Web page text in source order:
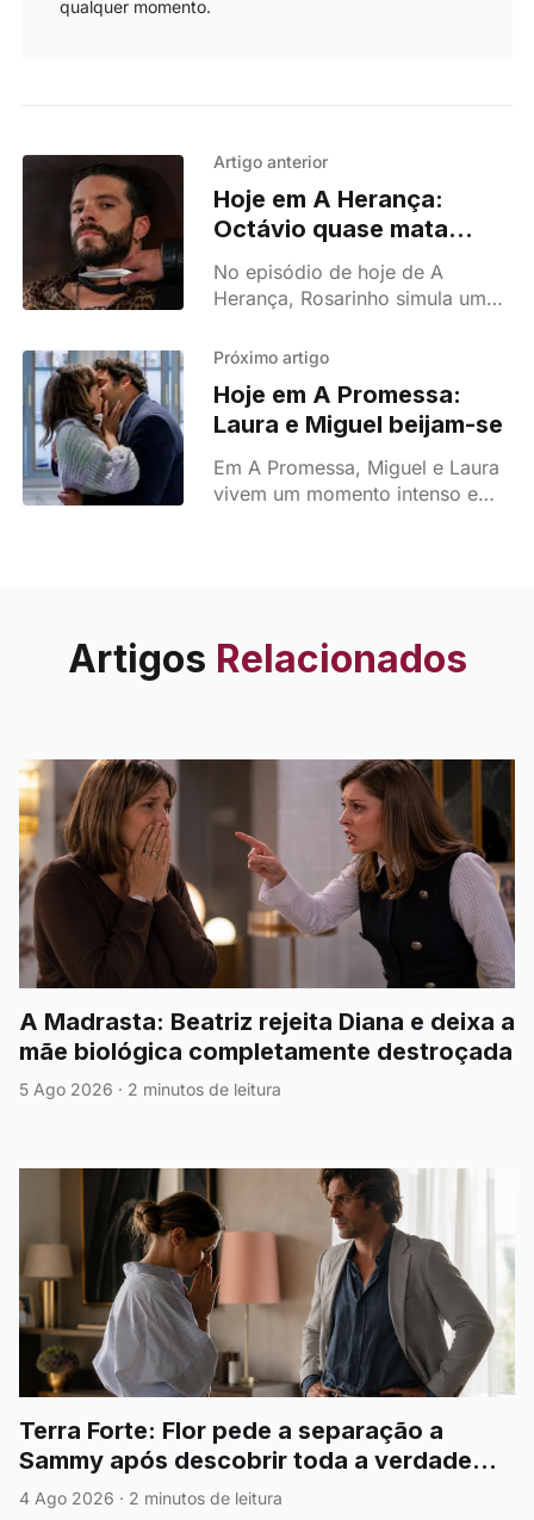
qualquer momento.
Artigo anterior
Hoje em A Herança:
Octávio quase mata
Heitor
No episódio de hoje de A
Herança, Rosarinho simula uma
violência e pressiona Bernardo.
e Pedro teme as consequências
da invasão à fábrica.
Próximo artigo
Hoje em A Promessa:
Laura e Miguel beijam-se
Em A Promessa, Miguel e Laura
vivem um momento intenso e
devastadora do hospital.
Artigos Relacionados
A Madrasta: Beatriz rejeita Diana e deixa a
mãe biológica completamente destroçada
5 Ago 2026 · 2 minutos de leitura
Terra Forte: Flor pede a separação a
Sammy após descobrir toda a verdade
sobre António
4 Ago 2026 · 2 minutos de leitura